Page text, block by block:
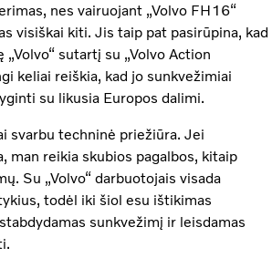
nes vairuojant „Volvo FH16“
visiškai kiti. Jis taip pat pasirūpina, kad
sutartį su „Volvo Action
keliai reiškia, kad jo sunkvežimiai
su likusia Europos dalimi.
svarbu techninė priežiūra. Jei
man reikia skubios pagalbos, kitaip
Su „Volvo“ darbuotojais visada
todėl iki šiol esu ištikimas
sunkvežimį ir leisdamas